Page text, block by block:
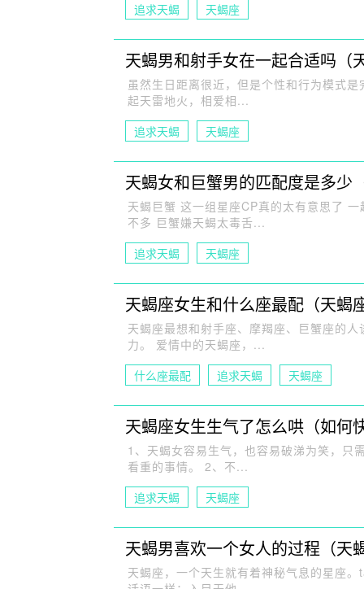
追求天蝎
天蝎座
天蝎男和射手女在一起合适吗（
虽然生日距离很近，但是个性和行为模式
起天雷地火，相爱相...
追求天蝎
天蝎座
天蝎女和巨蟹男的匹配度是多少
天蝎巨蟹 这一组星座CP真的太有意思了
不多 巨蟹嫌天蝎太毒舌...
追求天蝎
天蝎座
天蝎座女生和什么座最配（天蝎
天蝎座最想和射手座、摩羯座、巨蟹座的
力。 爱情中的天蝎座，...
什么座最配
追求天蝎 天蝎座
天蝎座女生生气了怎么哄（如何
1、天蝎女容易生气，也容易破涕为笑，只
看重的事情。 2、不...
追求天蝎
天蝎座
天蝎男喜欢一个女人的过程（天
天蝎座，一个天生就有着神秘气息的星座